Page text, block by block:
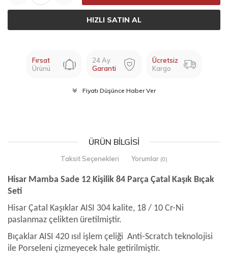
HIZLI SATIN AL
Fırsat
Ürünü
24 Ay
Garanti
Ücretsiz
Kargo
Fiyatı Düşünce Haber Ver
ÜRÜN BILGISI
Taksit Seçenekleri Yorumlar (0)
Hisar Mamba Sade 12 Kişilik 84 Parça Çatal Kaşık Bıçak
Seti
Hisar Çatal Kaşıklar AISI 304 kalite, 18 / 10 Cr-Ni
paslanmaz çelikten üretilmiştir.
Bıçaklar AISI 420 ısıl işlem çeliği Anti-Scratch teknolojisi
ile Porseleni çizmeyecek hale getirilmiştir.